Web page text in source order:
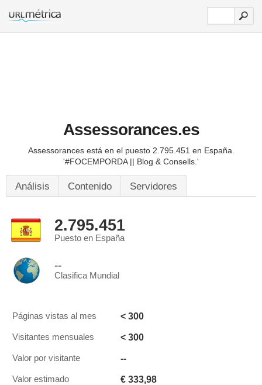
Assessorances.es
Assessorances está en el puesto 2.795.451 en España.
'#FOCEMPORDA || Blog & Consells.'
Análisis Contenido Servidores
2.795.451
Puesto en España
--
Clasifica Mundial
Páginas vistas al mes < 300
Visitantes mensuales < 300
Valor por visitante --
Valor estimado € 333,98